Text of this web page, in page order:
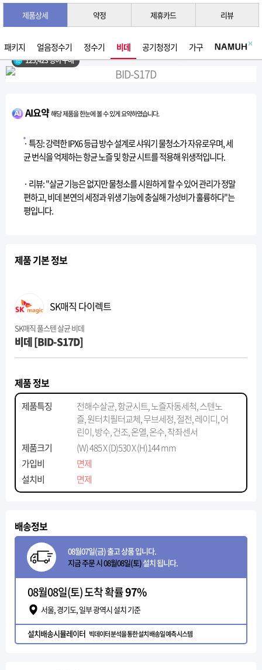
패키지 얼음정수기 정수기 비데 공기청정기 가구
제품상세 약정 제휴카드 리뷰
3초 간편 견적 받기 →
2026년 07월 생산
125,423 명이 구매
AI요약해당 제품을 한눈에 볼 수 있게 요약하였습니다.
· 특징: 강력한 IPX6 등급 방수 설계로 샤워기 물청소가 자유로우며, 세
균 번식을 억제하는 항균 노즐 및 항균 시트를 적용해 위생적입니다.
· 리뷰: "살균 기능은 없지만 물청소를 시원하게 할 수 있어 관리가 정말
편하고, 비데 본연의 세정과 위생 기능에 충실해 가성비가 훌륭하다"는
평입니다.
제품 기본 정보
SK매직 다이렉트
SK매직 풀스텐 살균 비데
비데 [BID-S17D]
제품 정보
제품특징
전해수살균, 항균시트, 노즐자동세척, 스텐노
즐, 원터치필터교체, 무브세정, 절전, 레이디, 어
린이, 방수, 건조, 온열, 온수, 착좌센서
제품크기
(W) 485 X (D)530 X (H)144 mm
가입비
면제
설치비
면제
배송정보
08월07일(금) 출고 상품 입니다.
지금 주문 시 08월08일(토)설치 됩니다.
08월08일(토) 도착 확률97%
서울, 경기도, 일부 광역시 설치 기준
설치배송시뮬레이터 빅데이터 분석을 통한 설치 배송일 예측 시스템